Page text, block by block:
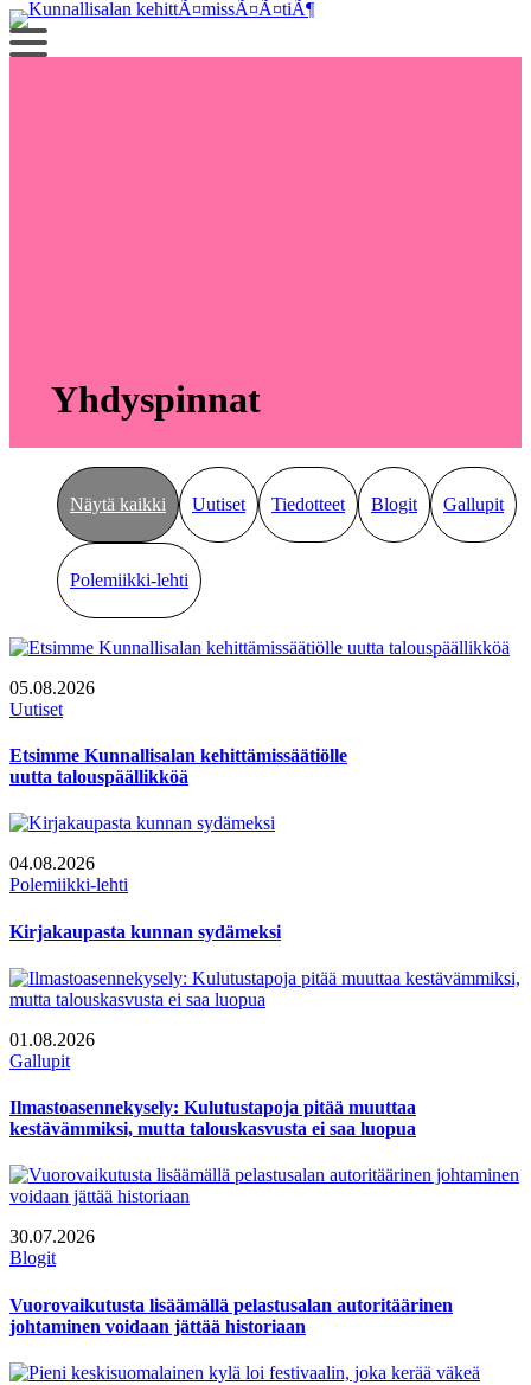
Siirry
sisältöön
Yhdyspinnat
Näytä kaikki Uutiset Tiedotteet Blogit Gallupit
Polemiikki-lehti
05.08.2026
Uutiset
Etsimme Kunnallisalan kehittämissäätiölle
uutta talouspäällikköä
04.08.2026
Polemiikki-lehti
Kirjakaupasta kunnan sydämeksi
01.08.2026
Gallupit
Ilmastoasennekysely: Kulutustapoja pitää muuttaa
kestävämmiksi, mutta talouskasvusta ei saa luopua
30.07.2026
Blogit
Vuorovaikutusta lisäämällä pelastusalan autoritäärinen
johtaminen voidaan jättää historiaan